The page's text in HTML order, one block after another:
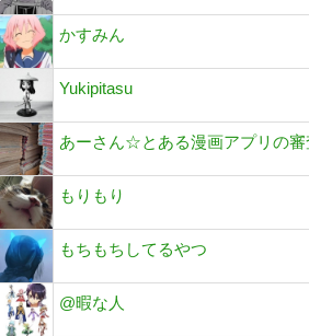
かすみん
Yukipitasu
あーさん☆とある漫画アプリの
もりもり
もちもちしてるやつ
@暇な人